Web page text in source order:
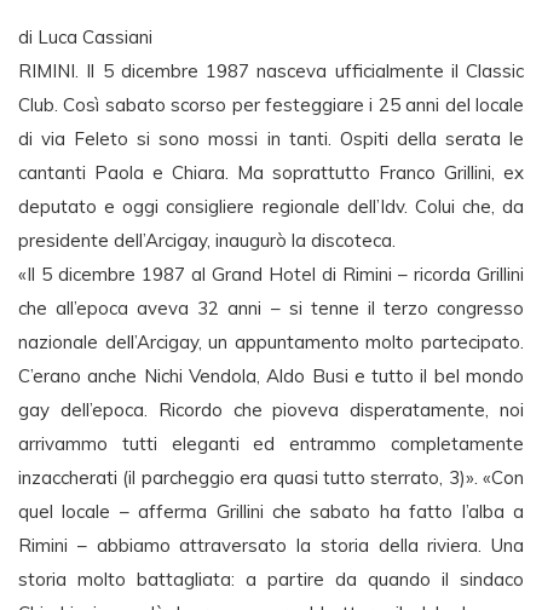
di Luca Cassiani
RIMINI. Il 5 dicembre 1987 nasceva ufficialmente il Classic
Club. Così sabato scorso per festeggiare i 25 anni del locale
di via Feleto si sono mossi in tanti. Ospiti della serata le
cantanti Paola e Chiara. Ma soprattutto Franco Grillini, ex
deputato e oggi consigliere regionale dell’Idv. Colui che, da
presidente dell’Arcigay, inaugurò la discoteca.
«Il 5 dicembre 1987 al Grand Hotel di Rimini – ricorda Grillini
che all’epoca aveva 32 anni – si tenne il terzo congresso
nazionale dell’Arcigay, un appuntamento molto partecipato.
C’erano anche Nichi Vendola, Aldo Busi e tutto il bel mondo
gay dell’epoca. Ricordo che pioveva disperatamente, noi
arrivammo tutti eleganti ed entrammo completamente
inzaccherati (il parcheggio era quasi tutto sterrato, 3)». «Con
quel locale – afferma Grillini che sabato ha fatto l’alba a
Rimini – abbiamo attraversato la storia della riviera. Una
storia molto battagliata: a partire da quando il sindaco